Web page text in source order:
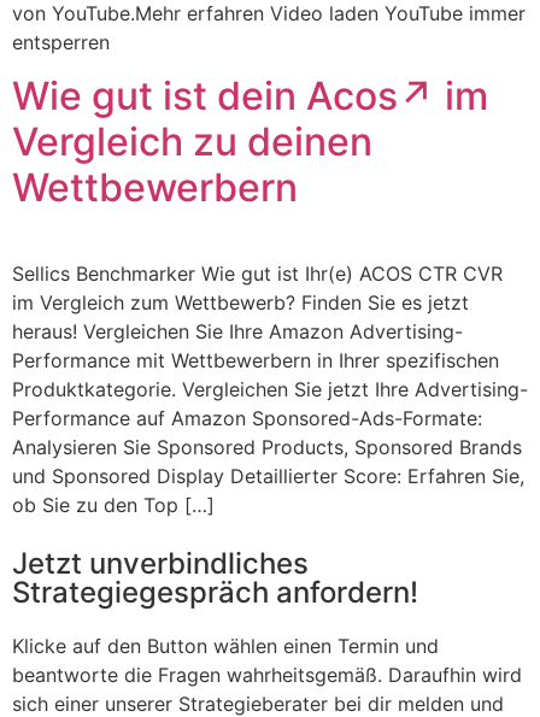
von YouTube.Mehr erfahren Video laden YouTube immer
entsperren
Wie gut ist dein Acos↗️ im
Vergleich zu deinen
Wettbewerbern
Sellics Benchmarker Wie gut ist Ihr(e) ACOS CTR CVR
im Vergleich zum Wettbewerb? Finden Sie es jetzt
heraus! Vergleichen Sie Ihre Amazon Advertising-
Performance mit Wettbewerbern in Ihrer spezifischen
Produktkategorie. Vergleichen Sie jetzt Ihre Advertising-
Performance auf Amazon Sponsored-Ads-Formate:
Analysieren Sie Sponsored Products, Sponsored Brands
und Sponsored Display Detaillierter Score: Erfahren Sie,
ob Sie zu den Top […]
Jetzt unverbindliches
Strategiegespräch anfordern!
Klicke auf den Button wählen einen Termin und
beantworte die Fragen wahrheitsgemäß. Daraufhin wird
sich einer unserer Strategieberater bei dir melden und